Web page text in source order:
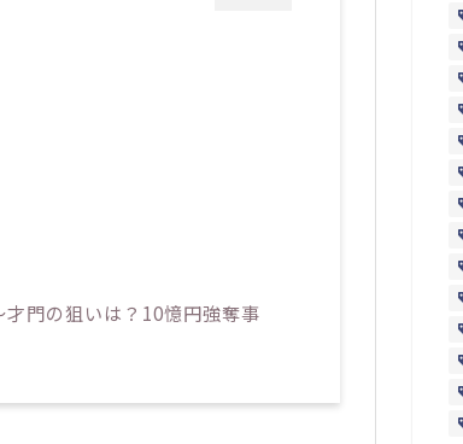
門の狙いは？10憶円強奪事